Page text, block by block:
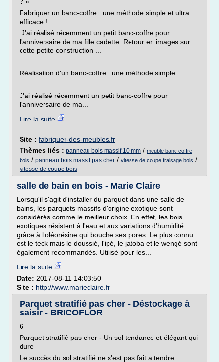
Fabriquer un banc-coffre : une méthode simple et ultra
efficace !
J'ai réalisé récemment un petit banc-coffre pour
l'anniversaire de ma fille cadette. Retour en images sur
cette petite construction ...
Réalisation d'un banc-coffre : une méthode simple
J'ai réalisé récemment un petit banc-coffre pour
l'anniversaire de ma...
Lire la suite
Site : fabriquer-des-meubles.fr
Thèmes liés : panneau bois massif 10 mm / meuble banc coffre
bois / panneau bois massif pas cher / vitesse de coupe fraisage bois /
vitesse de coupe bois
salle de bain en bois - Marie Claire
Lorsqu'il s'agit d'installer du parquet dans une salle de
bains, les parquets massifs d'origine exotique sont
considérés comme le meilleur choix. En effet, les bois
exotiques résistent à l'eau et aux variations d'humidité
grâce à l'oléorésine qui bouche ses pores. Le plus connu
est le teck mais le doussié, l'ipé, le jatoba et le wengé sont
également recommandés. Utilisé pour les...
Lire la suite
Date: 2017-08-11 14:03:50
Site : http://www.marieclaire.fr
Parquet stratifié pas cher - Déstockage à
saisir - BRICOFLOR
6
Parquet stratifié pas cher - Un sol tendance et élégant qui
dure
Le succès du sol stratifié ne s'est pas fait attendre.